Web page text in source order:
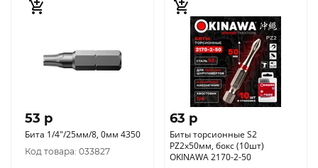
53 p
Бита 1/4"/25мм/8, 0мм 4350
Код товара: 033827
63 p
Биты торсионные S2
PZ2x50мм, бокс (10шт)
OKINAWA 2170-2-50